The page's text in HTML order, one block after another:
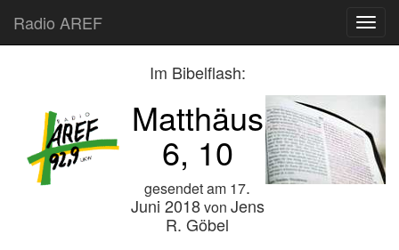
Radio AREF
Im Bibelflash:
Matthäus
6, 10
gesendet am 17.
Juni 2018von Jens
R. Göbel